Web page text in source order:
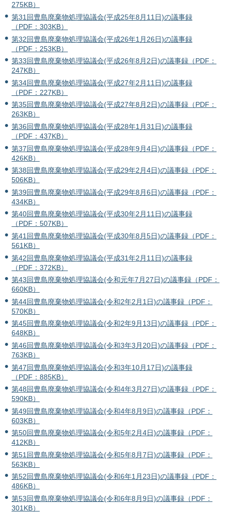
275KB）
第31回豊島廃棄物処理協議会(平成25年8月11日)の議事録
（PDF：303KB）
第32回豊島廃棄物処理協議会(平成26年1月26日)の議事録
（PDF：253KB）
第33回豊島廃棄物処理協議会(平成26年8月2日)の議事録（PDF：
247KB）
第34回豊島廃棄物処理協議会(平成27年2月11日)の議事録
（PDF：227KB）
第35回豊島廃棄物処理協議会(平成27年8月2日)の議事録（PDF：
263KB）
第36回豊島廃棄物処理協議会(平成28年1月31日)の議事録
（PDF：437KB）
第37回豊島廃棄物処理協議会(平成28年9月4日)の議事録（PDF：
426KB）
第38回豊島廃棄物処理協議会(平成29年2月4日)の議事録（PDF：
506KB）
第39回豊島廃棄物処理協議会(平成29年8月6日)の議事録（PDF：
434KB）
第40回豊島廃棄物処理協議会(平成30年2月11日)の議事録
（PDF：507KB）
第41回豊島廃棄物処理協議会(平成30年8月5日)の議事録（PDF：
561KB）
第42回豊島廃棄物処理協議会(平成31年2月11日)の議事録
（PDF：372KB）
第43回豊島廃棄物処理協議会(令和元年7月27日)の議事録（PDF：
660KB）
第44回豊島廃棄物処理協議会(令和2年2月1日)の議事録（PDF：
570KB）
第45回豊島廃棄物処理協議会(令和2年9月13日)の議事録（PDF：
648KB）
第46回豊島廃棄物処理協議会(令和3年3月20日)の議事録（PDF：
763KB）
第47回豊島廃棄物処理協議会(令和3年10月17日)の議事録
（PDF：885KB）
第48回豊島廃棄物処理協議会(令和4年3月27日)の議事録（PDF：
590KB）
第49回豊島廃棄物処理協議会(令和4年8月9日)の議事録（PDF：
603KB）
第50回豊島廃棄物処理協議会(令和5年2月4日)の議事録（PDF：
412KB）
第51回豊島廃棄物処理協議会(令和5年8月7日)の議事録（PDF：
563KB）
第52回豊島廃棄物処理協議会(令和6年1月23日)の議事録（PDF：
486KB）
第53回豊島廃棄物処理協議会(令和6年8月9日)の議事録（PDF：
301KB）